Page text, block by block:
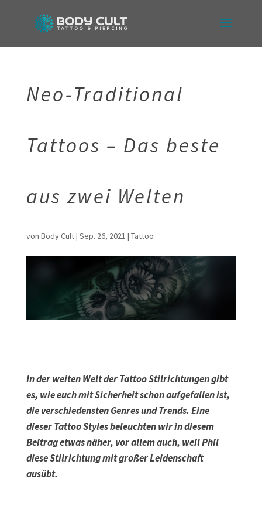
Neo-Traditional
Tattoos – Das beste
aus zwei Welten
von Body Cult| Sep. 26, 2021 | Tattoo
In der weiten Welt der Tattoo Stilrichtungen gibt
es, wie euch mit Sicherheit schon aufgefallen ist,
die verschiedensten Genres und Trends. Eine
dieser Tattoo Styles beleuchten wir in diesem
Beitrag etwas näher, vor allem auch, weil Phil
diese Stilrichtung mit großer Leidenschaft
ausübt.